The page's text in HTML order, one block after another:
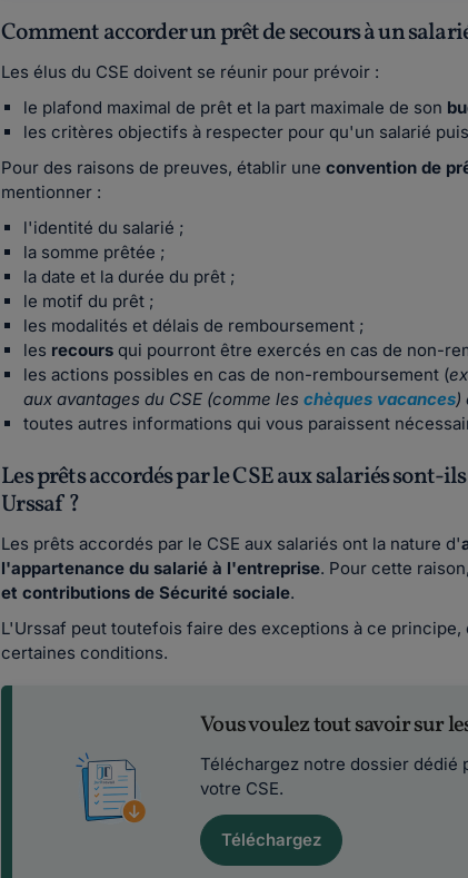
Comment accorder un prêt de secours à un
Les élus du CSE doivent se réunir pour prévoir :
le plafond maximal de prêt et la part maximale de son
les critères objectifs à respecter pour qu'un salarié
Pour des raisons de preuves, établir uneconvention de
mentionner :
l'identité du salarié ;
la somme prêtée ;
la date et la durée du prêt ;
le motif du prêt ;
les modalités et délais de remboursement ;
les recours qui pourront être exercés en cas de non-
les actions possibles en cas de non-remboursement (
aux avantages du CSE (comme leschèques vacances)
toutes autres informations qui vous paraissent
Les prêts accordés par le CSE aux salariés sont-
Urssaf ?
Les prêts accordés par le CSE aux salariés ont la nature d'
l'appartenance du salarié à l'entreprise. Pour cette
et contributions de Sécurité sociale.
L'Urssaf peut toutefois faire des exceptions à ce
certaines conditions.
Vous voulez tout savoir sur
Téléchargez notre dossier dédié
votre CSE.
Téléchargez